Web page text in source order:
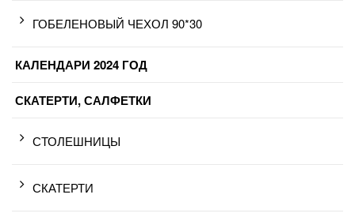
ГОБЕЛЕНОВЫЙ ЧЕХОЛ 90*30
КАЛЕНДАРИ 2024 ГОД
СКАТЕРТИ, САЛФЕТКИ
СТОЛЕШНИЦЫ
СКАТЕРТИ